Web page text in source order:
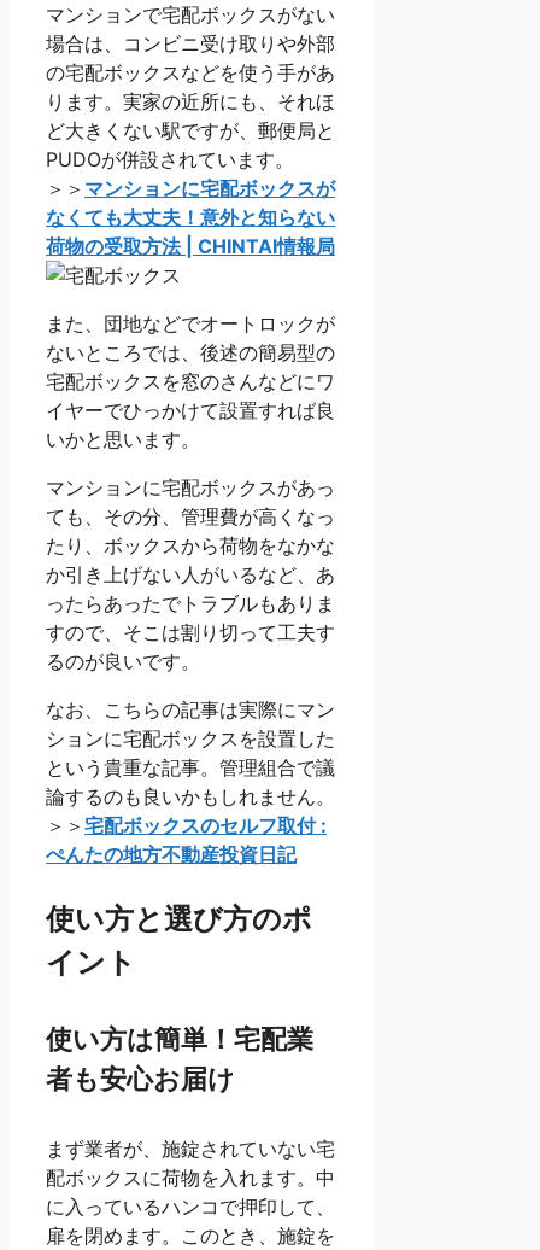
マンションで宅配ボックスがない
場合は、コンビニ受け取りや外部
の宅配ボックスなどを使う手があ
ります。実家の近所にも、それほ
ど大きくない駅ですが、郵便局と
PUDOが併設されています。
＞＞ マンションに宅配ボックスが
なくても大丈夫！意外と知らない
荷物の受取方法 | CHINTAI情報局
また、団地などでオートロックが
ないところでは、後述の簡易型の
宅配ボックスを窓のさんなどにワ
イヤーでひっかけて設置すれば良
いかと思います。
マンションに宅配ボックスがあっ
ても、その分、管理費が高くなっ
たり、ボックスから荷物をなかな
か引き上げない人がいるなど、あ
ったらあったでトラブルもありま
すので、そこは割り切って工夫す
るのが良いです。
なお、こちらの記事は実際にマン
ションに宅配ボックスを設置した
という貴重な記事。管理組合で議
論するのも良いかもしれません。
＞＞ 宅配ボックスのセルフ取付 :
ぺんたの地方不動産投資日記
使い方と選び方のポ
イント
使い方は簡単！宅配業
者も安心お届け
まず業者が、施錠されていない宅
配ボックスに荷物を入れます。中
に入っているハンコで押印して、
扉を閉めます。このとき、施錠を